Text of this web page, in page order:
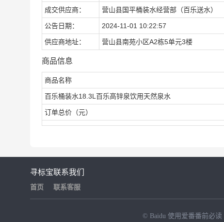
成交供应商： 营山县国平桶装水经营部（百乐送水）
公告日期： 2024-11-01 10:22:57
供应商地址： 营山县南苑小区A2栋5单元3楼
商品信息
商品名称
百乐桶装水18.3L百乐高锌泉饮用天然泉水
订单总价（元）
寻标宝
首页
联系我们
联系客服
© Baidu 使用爱番番前必读